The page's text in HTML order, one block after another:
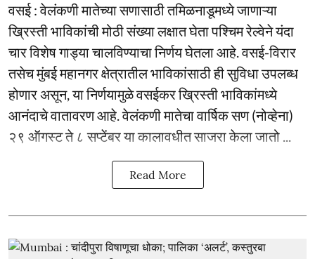
वसई : वेलंकणी मातेच्या सणासाठी तमिळनाडूमध्ये जाणाऱ्या
ख्रिस्ती भाविकांची मोठी संख्या लक्षात घेता पश्चिम रेल्वेने यंदा
चार विशेष गाड्या चालविण्याचा निर्णय घेतला आहे. वसई-विरार
तसेच मुंबई महानगर क्षेत्रातील भाविकांसाठी ही सुविधा उपलब्ध
होणार असून, या निर्णयामुळे वसईकर ख्रिस्ती भाविकांमध्ये
आनंदाचे वातावरण आहे. वेलंकणी मातेचा वार्षिक सण (नोव्हेना)
२९ ऑगस्ट ते ८ सप्टेंबर या कालावधीत साजरा केला जातो ...
Read More